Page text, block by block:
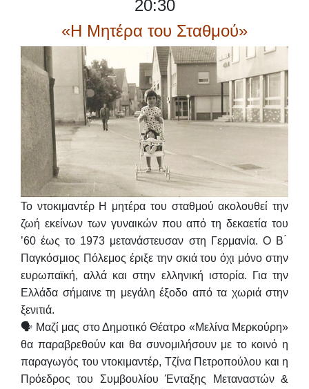
20:30
«Η Μητέρα του Σταθμού»
Το ντοκιμαντέρ Η μητέρα του σταθμού ακολουθεί την
ζωή εκείνων των γυναικών που από τη δεκαετία του
’60 έως το 1973 μετανάστευσαν στη Γερμανία. Ο Β ́
Παγκόσμιος Πόλεμος έριξε την σκιά του όχι μόνο στην
ευρωπαϊκή, αλλά και στην ελληνική ιστορία. Για την
Ελλάδα σήμαινε τη μεγάλη έξοδο από τα χωριά στην
ξενιτιά.
🗣 Μαζί μας στο Δημοτικό Θέατρο «Μελίνα Μερκούρη»
θα παραβρεθούν και θα συνομιλήσουν με το κοινό η
παραγωγός του ντοκιμαντέρ, Τζίνα Πετροπούλου και η
Πρόεδρος του Συμβουλίου Ένταξης Μεταναστών &